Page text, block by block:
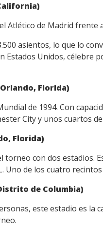
Atlético de Madrid frente
asientos, lo que lo
Estados Unidos, célebre
Florida)
de 1994. Con
City y unos cuartos
Florida)
torneo con dos estadios.
Uno de los cuatro
de Columbia)
este estadio es la